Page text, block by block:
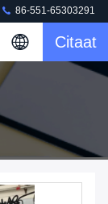
86-551-65303291
Citaat